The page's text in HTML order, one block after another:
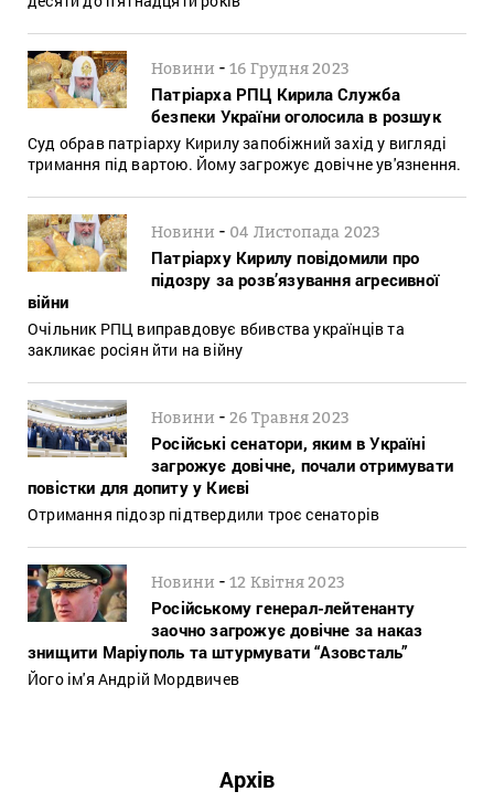
Новини -16 Грудня 2023
Патріарха РПЦ Кирила Служба
безпеки України оголосила в розшук
Суд обрав патріарху Кирилу запобіжний захід у вигляді
тримання під вартою. Йому загрожує довічне ув'язнення.
Новини - 04 Листопада 2023
Патріарху Кирилу повідомили про
підозру за розв’язування агресивної
війни
Очільник РПЦ виправдовує вбивства українців та
закликає росіян йти на війну
Новини -26 Травня 2023
Російські сенатори, яким в Україні
загрожує довічне, почали отримувати
повістки для допиту у Києві
Отримання підозр підтвердили троє сенаторів
Новини -12 Квітня 2023
Російському генерал-лейтенанту
заочно загрожує довічне за наказ
знищити Маріуполь та штурмувати “Азовсталь”
Його ім'я Андрій Мордвичев
Архів